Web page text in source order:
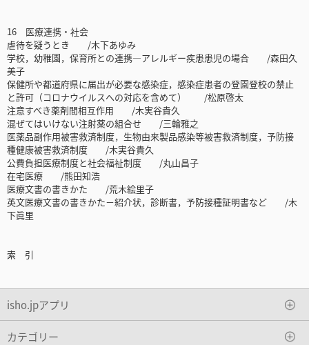
16 医療連携・社会
虐待を疑うとき /木下あゆみ
学校，幼稚園，保育所との連携―アレルギー疾患患児の場合 /森田久
美子
保健所や都道府県に届出が必要な感染症，感染症患者の登園登校の禁止
と許可（コロナウイルスへの対応を含めて） /松原啓太
注意すべき薬剤間相互作用 /木実谷貴久
混ぜてはいけない注射薬の組合せ /三輪雅之
医薬品副作用被害救済制度，生物由来製品感染等被害救済制度，予防接
種健康被害救済制度 /木実谷貴久
公費負担医療制度と社会福祉制度 /丸山昌子
在宅医療 /熊田知浩
医療文書の書きかた /荒木絵里子
英文医療文書の書きかた－紹介状，診断書，予防接種証明書など /木
下眞里
索 引
isho.jpアプリ
カテゴリー